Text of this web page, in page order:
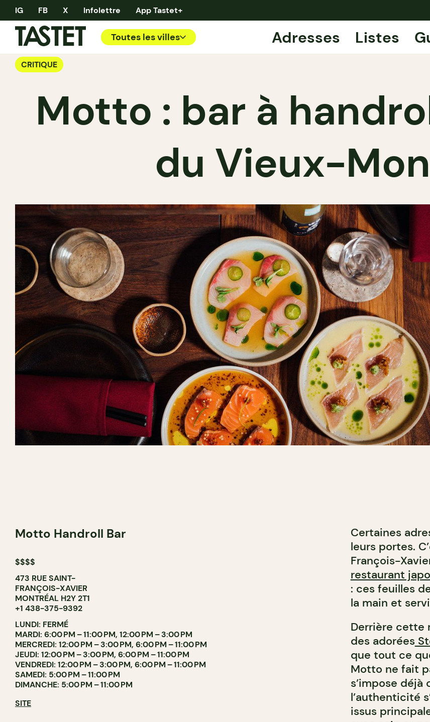
IG FB X Infolettre App Tastet+
Toutes les villes Adresses Listes
CRITIQUE
Motto : bar à
du Vieux-
Motto Handroll Bar
$$$$
473 RUE SAINT-
FRANÇOIS-XAVIER
MONTRÉAL H2Y 2T1
+1 438-375-9392
LUNDI: FERMÉ
MARDI: 6:00 PM – 11:00 PM, 12:00 PM – 3:00 PM
MERCREDI: 12:00 PM – 3:00 PM, 6:00 PM – 11:00 PM
JEUDI: 12:00 PM – 3:00 PM, 6:00 PM – 11:00 PM
VENDREDI: 12:00 PM – 3:00 PM, 6:00 PM – 11:00 PM
SAMEDI: 5:00 PM – 11:00 PM
DIMANCHE: 5:00 PM – 11:00 PM
SITE
Certaines
leurs portes.
François-
restaurant
: ces feuilles
la main et
Derrière cette
des adorées
que tout ce
Motto ne fait
s’impose déjà
l’authenticité
issus